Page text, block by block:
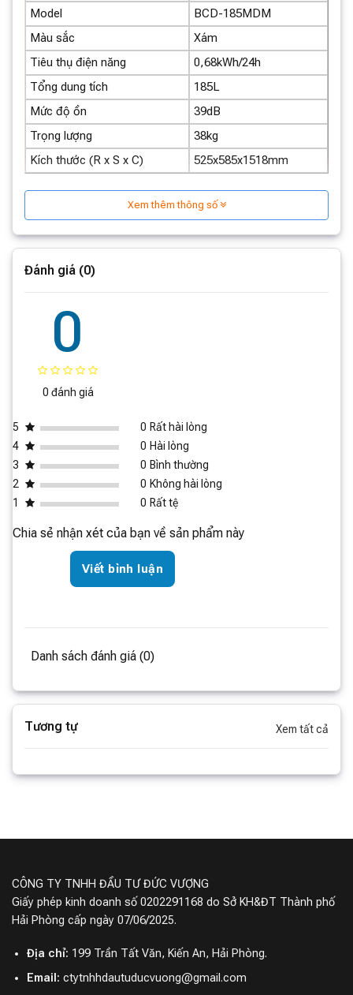
Thiết kế tối giản, sang trọng
Vẻ ngoài tinh tế:
Tủ lạnh Xiaomi 185L sở hữu thiết kế
hiện đại, các đường nét vuông vắn tạo nên vẻ ngoài
sang trọng và tinh tế.
Chất liệu cao cấp:Bề mặt tủ được làm từ chất liệu
cao cấp, dễ dàng vệ sinh và chống bám bẩn.
Tay cầm ẩn:Thiết kế tay cầm ẩn giúp tăng tính thẩm
mỹ và tạo cảm giác liền mạch cho tủ lạnh.
Công nghệ inverter:Nhờ công nghệ inverter, tủ lạnh
so với các dòng tủ lạnh thông thường.
Tự động điều chỉnh nhiệt độ:
Tủ lạnh có khả năng tự
Model
BCD-185MDM
Màu sắc
Xám
Tiêu thụ điện năng
0,68kWh/24h
Tổng dung tích
185L
Mức độ ồn
39dB
Trọng lượng
38kg
Kích thước (R x S x C)
525x585x1518mm
Xem thêm thông số
Đánh giá (0)
0
0 đánh giá
5 0 Rất hài lòng
4
0 Hài lòng
3
0 Bình thường
2
0 Không hài lòng
1
0 Rất tệ
Chia sẻ nhận xét của bạn về sản phẩm này
Viết bình luận
Danh sách đánh giá (0)
Tương tự Xem tất cả
CÔNG TY TNHH ĐẦU TƯ ĐỨC VƯỢNG
Giấy phép kinh doanh số 0202291168 do Sở KH&ĐT Thành phố
Hải Phòng cấp ngày 07/06/2025.
Địa chỉ: 199 Trần Tất Văn, Kiến An, Hải Phòng.
Email: ctytnhhdautuducvuong@gmail.com